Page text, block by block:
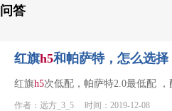
问答
红旗h5和帕萨特，怎么选择
红旗h5次低配，帕萨特2.0最低配
作者：远方_3_5 时间：2019-12-08